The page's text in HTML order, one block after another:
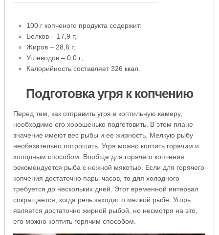
100 г копченого продукта содержит:
Белков – 17,9 г;
Жиров – 28,6 г;
Углеводов – 0,0 г;
Калорийность составляет 326 ккал.
Подготовка угря к копчению
Перед тем, как отправить угря в коптильную камеру,
необходимо его хорошенько подготовить. В этом плане
значение имеют вес рыбы и ее жирность. Мелкую рыбу
необязательно потрошить. Угря можно коптить горячим и
холодным способом. Вообще для горячего копчения
рекомендуется рыба с нежной мякотью. Если для горячего
копчения достаточно пары часов, то для холодного
требуется до нескольких дней. Этот временной интервал
сокращается, когда речь заходит о мелкой рыбе. Угорь
является достаточно жирной рыбой, но несмотря на это,
его можно коптить горячим способом.